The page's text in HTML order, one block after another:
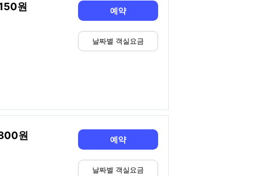
예약
날짜별 객실요금
예약
날짜별 객실요금